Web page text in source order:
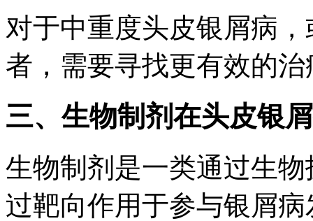
对于中重度头皮银屑病
者，需要寻找更有效的
三、生物制剂在头皮银
生物制剂是一类通过生
过靶向作用于参与银屑